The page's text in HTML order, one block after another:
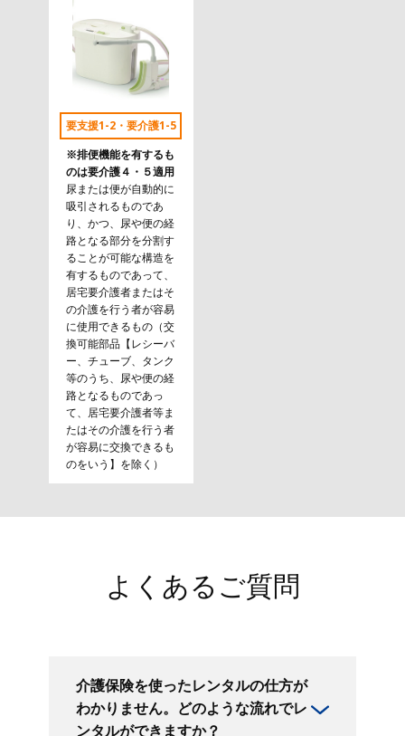
要支援1-2・要介護1-5
※排便機能を有するも
のは要介護４・５適用
尿または便が自動的に
吸引されるものであ
り、かつ、尿や便の経
路となる部分を分割す
ることが可能な構造を
有するものであって、
居宅要介護者またはそ
の介護を行う者が容易
に使用できるもの（交
換可能部品【レシーバ
ー、チューブ、タンク
等のうち、尿や便の経
路となるものであっ
て、居宅要介護者等ま
たはその介護を行う者
が容易に交換できるも
のをいう】を除く）
よくあるご質問
介護保険を使ったレンタルの仕方が
わかりません。どのような流れでレ
ンタルができますか？